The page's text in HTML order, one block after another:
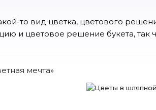
то вид цветка, цветового
и цветовое решение букета, так